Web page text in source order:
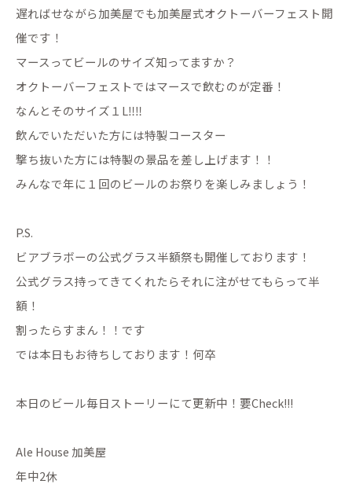
遅ればせながら加美屋でも加美屋式オクトーバーフェスト開
催です！
マースってビールのサイズ知ってますか？
オクトーバーフェストではマースで飲むのが定番！
なんとそのサイズ１L‼️‼️
飲んでいただいた方には特製コースター
撃ち抜いた方には特製の景品を差し上げます！！
みんなで年に１回のビールのお祭りを楽しみましょう！
P.S.
ビアブラボーの公式グラス半額祭も開催しております！
公式グラス持ってきてくれたらそれに注がせてもらって半
額！
割ったらすまん！！です
では本日もお待ちしております！何卒
本日のビール毎日ストーリーにて更新中！要Check!!!
Ale House 加美屋
年中2休